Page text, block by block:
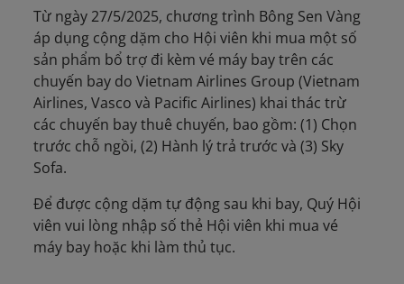
Từ ngày 27/5/2025, chương trình Bông Sen Vàng
áp dụng cộng dặm cho Hội viên khi mua một số
sản phẩm bổ trợ đi kèm vé máy bay trên các
chuyến bay do Vietnam Airlines Group (Vietnam
Airlines, Vasco và Pacific Airlines) khai thác trừ
các chuyến bay thuê chuyến, bao gồm: (1) Chọn
trước chỗ ngồi, (2) Hành lý trả trước và (3) Sky
Sofa.
Để được cộng dặm tự động sau khi bay, Quý Hội
viên vui lòng nhập số thẻ Hội viên khi mua vé
máy bay hoặc khi làm thủ tục.